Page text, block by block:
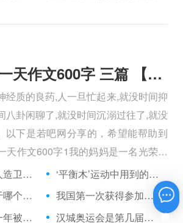
妈妈忙碌的一天作文600字 三篇 【600字】
经质的良药,人一旦忙起来,就没时间抑
八卦闲聊了,就没时间沉溺过往了,就没
以下是若吧网分享的，希望能帮助到
天作文600字1我的妈妈是一名光荣的
不完的事情。
世界上第一颗人造卫星是前苏联在哪一年发射的？
‘平衡木’运动中用到的平衡木，有多宽？（厘米）
网球运动起源于哪个国家？
我国第一次获得参加奥运会足球项目决赛阶段比赛资格是在哪一年？
足球运动在哪一年被列为奥运会比赛项目？
汉城奥运会是第几届奥运会？